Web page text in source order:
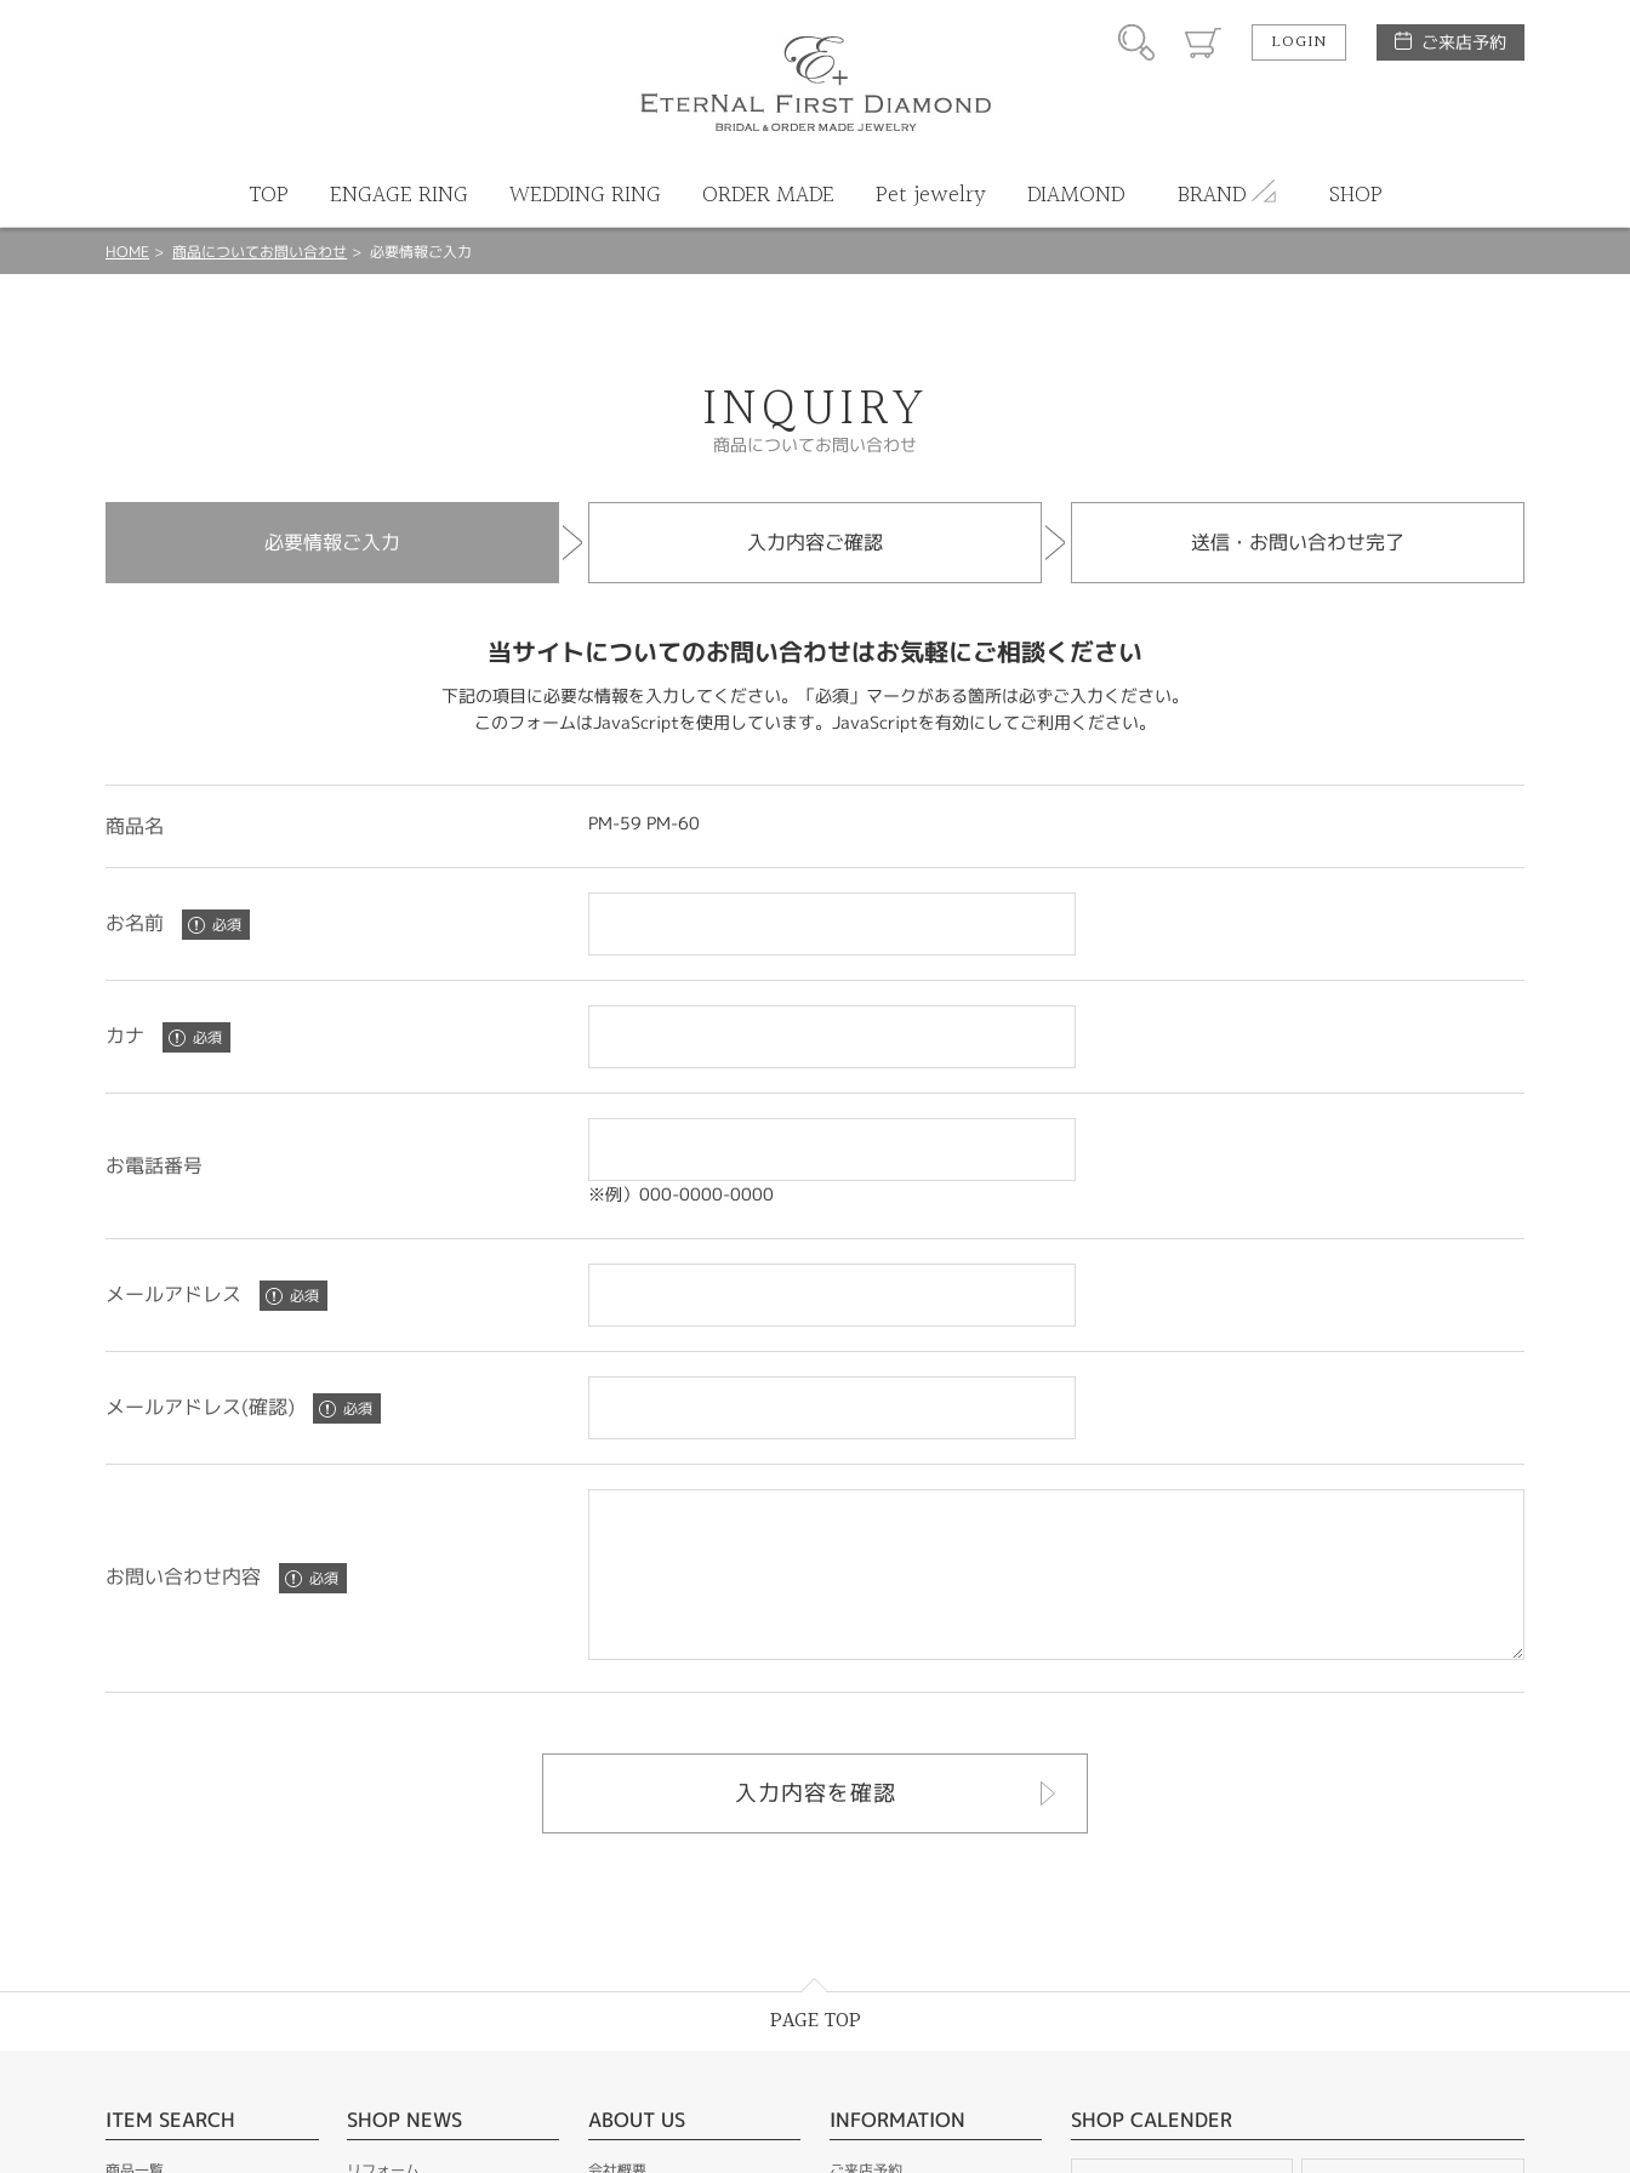
LOGIN ご来店予約
TOP ENGAGE RING WEDDING RING ORDER MADE Pet jewelry DIAMOND BRAND SHOP
HOME 商品についてお問い合わせ 必要情報ご入力
INQUIRY
商品についてお問い合わせ
必要情報ご入力 入力内容ご確認 送信・お問い合わせ完了
当サイトについてのお問い合わせはお気軽にご相談ください
下記の項目に必要な情報を入力してください。「必須」マークがある箇所は必ずご入力ください。
このフォームはJavaScriptを使用しています。JavaScriptを有効にしてご利用ください。
商品名 PM-59 PM-60
お名前
カナ
お電話番号
※例）000-0000-0000
メールアドレス
メールアドレス(確認)
お問い合わせ内容
PAGE TOP
ITEM SEARCH SHOP NEWS ABOUT US INFORMATION SHOP CALENDER